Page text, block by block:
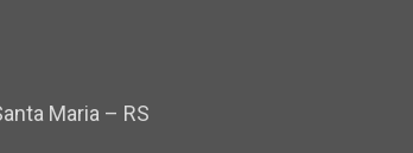
Maria – RS